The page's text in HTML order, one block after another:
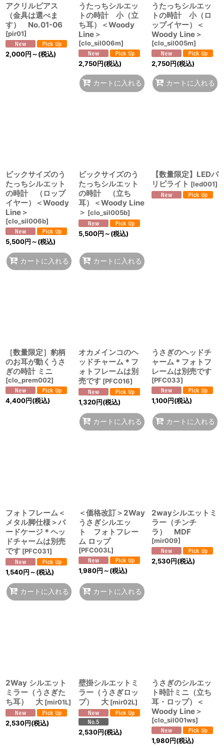
アクリルピアス
（金具は選べま
す） No.01-06
[pir01]
2,000円～(税込)
うたっちシルエッ
トの時計 小（立
ち耳）＜Woody
Line＞
[clo_sil006m]
2,750円(税込)
カートに入れる
うたっちシルエッ
トの時計 小（ロ
ップイヤー）＜
Woody Line＞
[clo_sil005m]
2,750円(税込)
カートに入れる
ビックサイズのう
たっちシルエット
の時計 （ロップ
イヤー）＜Woody
Line＞
[clo_sil006b]
5,500円～(税込)
カートに入れる
ビックサイズのう
たっちシルエット
の時計 （立ち
耳）＜Woody Line
＞ [clo_sil005b]
5,500円～(税込)
カートに入れる
【数量限定】LEDパ
リピライト [led001]
［数量限定］豹柄
のお耳が動くうさ
ぎの時計 ミニ
[clo_prem002]
4,400円(税込)
オカメインコのヘ
ッドチャーム＊フ
ォトフレームは別
売です [PFC016]
1,320円(税込)
カートに入れる
うさぎのヘッドチ
ャーム＊フォトフ
レームは別売です
[PFC033]
1,100円(税込)
カートに入れる
フォトフレーム＜
メタル脚仕様＞バ
ードケージ＊ヘッ
ドチャームは別売
です [PFC031]
1,540円～(税込)
カートに入れる
＜価格改訂＞2Way
うさぎシルエッ
ト フォトフレー
ム ロップ
[PFC003L]
1,980円～(税込)
カートに入れる
2wayシルエットミ
ラー（チンチ
ラ） MDF
[mir009]
2,530円(税込)
2Way シルエット
ミラー（うさぎた
ち耳） 大 [mir01L]
2,530円(税込)
壁掛シルエットミ
ラー（うさぎロッ
プ） 大 [mir02L]
2,530円(税込)
うさぎのシルエッ
ト時計ミニ（立ち
耳・ロップ）＜
Woody Line＞
[clo_sil001ws]
1,980円(税込)